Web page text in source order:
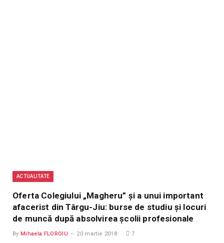
ACTUALITATE
Oferta Colegiului „Magheru” și a unui important
afacerist din Târgu-Jiu: burse de studiu și locuri
de muncă după absolvirea școlii profesionale
By Mihaela FLOROIU 20 martie 2018 7